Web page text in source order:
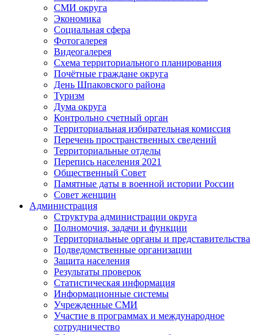
СМИ округа
Экономика
Социальная сфера
Фотогалерея
Видеогалерея
Схема территориального планирования
Почётные граждане округа
День Шпаковского района
Туризм
Дума округа
Контрольно счетный орган
Территориальная избирательная комиссия
Перечень пространственных сведений
Территориальные отделы
Перепись населения 2021
Общественный Совет
Памятные даты в военной истории России
Совет женщин
Администрация
Структура администрации округа
Полномочия, задачи и функции
Территориальные органы и представительства
Подведомственные организации
Защита населения
Результаты проверок
Статистическая информация
Информационные системы
Учрежденные СМИ
Участие в программах и международное
сотрудничество